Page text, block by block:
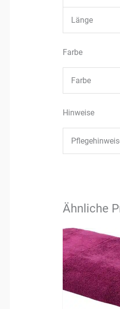
Länge
Farbe
Farbe
Hinweise
Ähnliche